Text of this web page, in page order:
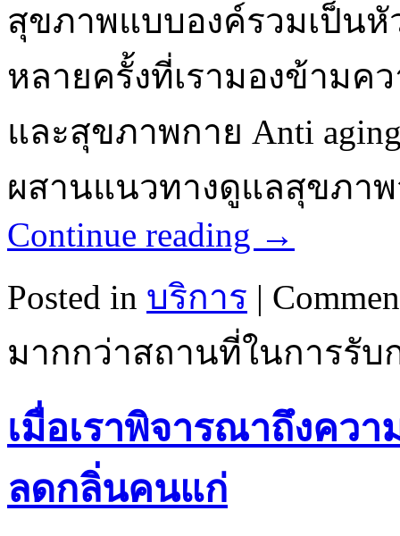
สุขภาพแบบองค์รวมเป็น
หลายครั้งที่เรามองข้ามค
และสุขภาพกาย Anti
ผสานแนวทางดูแลสุขภา
Continue reading →
Posted in บริการ |
มากกว่าสถานที่ในการรับ
เมื่อเราพิจารณาถึงค
ลดกลิ่นคนแก่